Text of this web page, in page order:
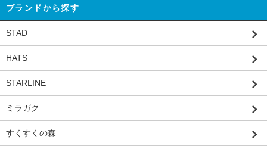
ブランドから探す
STAD
HATS
STARLINE
ミラガク
すくすくの森